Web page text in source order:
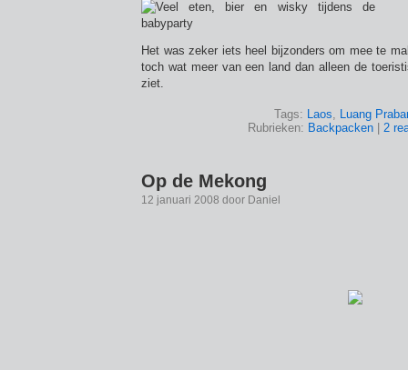
Het was zeker iets heel bijzonders om mee te
toch wat meer van een land dan alleen de
ziet.
Tags: Laos, Luang
Rubrieken: Backpacken| 2
Op de Mekong
12 januari 2008 door Daniel